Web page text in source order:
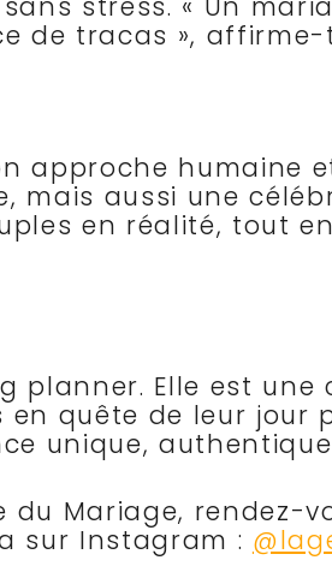
stress. « Un
de tracas »,
approche humaine
mais aussi une
en réalité, tout
planner. Elle est
quête de leur jour
unique,
du Mariage, rendez-
sur Instagram :